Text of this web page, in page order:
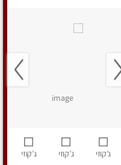
ג’קוזי ג’קוזי ג’קוזי